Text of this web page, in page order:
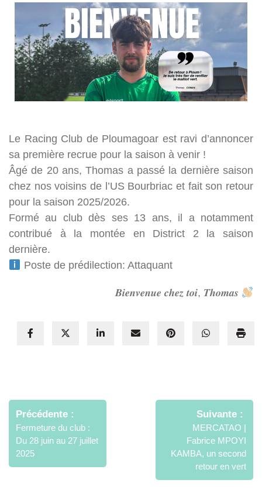
Le Racing Club de Ploumagoar est ravi d’annoncer
sa première recrue pour la saison à venir !
Âgé de 20 ans, Thomas a passé la dernière saison
chez nos voisins de l’US Bourbriac et fait son retour
pour la saison 2025/2026.
Formé au club dès ses 13 ans, il a notamment
contribué à la montée en District 2 la saison
dernière.
Poste de prédilection: Attaquant
𝑩𝒊𝒆𝒏𝒗𝒆𝒏𝒖𝒆 𝒄𝒉𝒆𝒛 𝒕𝒐𝒊, 𝑻𝒉𝒐𝒎𝒂𝒔
de
l’article
Précédente
Fermeture du club :
Du 28 juin au 27 juillet
2025
Suivante
MERCATAO |
Fabrice MPOYI
KAMBA, un second
retour en vert